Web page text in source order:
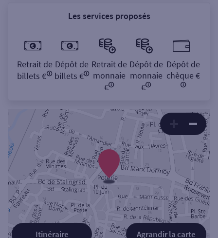
Les services proposés
Retrait de
billets €
Dépôt de
billets €
Retrait de
monnaie
€
Dépôt de
monnaie
€
Dépôt de
chèque €
Agrandir la carte
Itinéraire